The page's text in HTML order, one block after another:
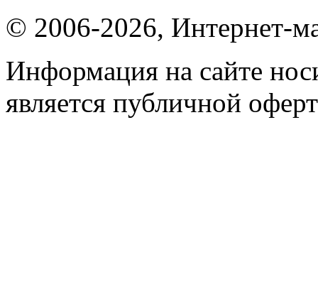
© 2006-2026, Интернет-
Информация на сайте
является публичной